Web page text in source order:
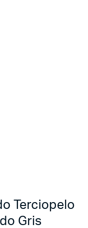
Terciopelo
Gris